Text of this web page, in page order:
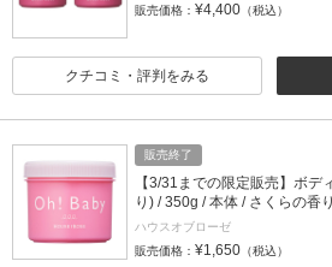
販売価格： ¥4,400 （税込）
クチコミ・評判をみる
販売終了
【3/31までの限定販売】ボ
り) / 350g / 本体 / さくらの香り
ハウスオブローゼ
販売価格： ¥1,650 （税込）